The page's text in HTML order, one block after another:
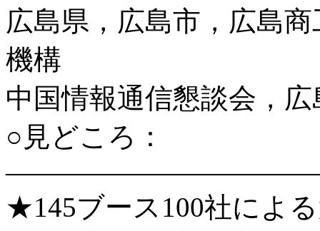
広島県，広島市，広島
機構
中国情報通信懇談会，
○見どころ：
★145ブース100社によ